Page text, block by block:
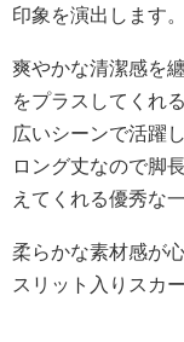
印象を演出します。
爽やかな清潔感を
をプラスしてくれ
広いシーンで活躍し
ロング丈なので脚
えてくれる優秀な
柔らかな素材感が
スリット入りスカー